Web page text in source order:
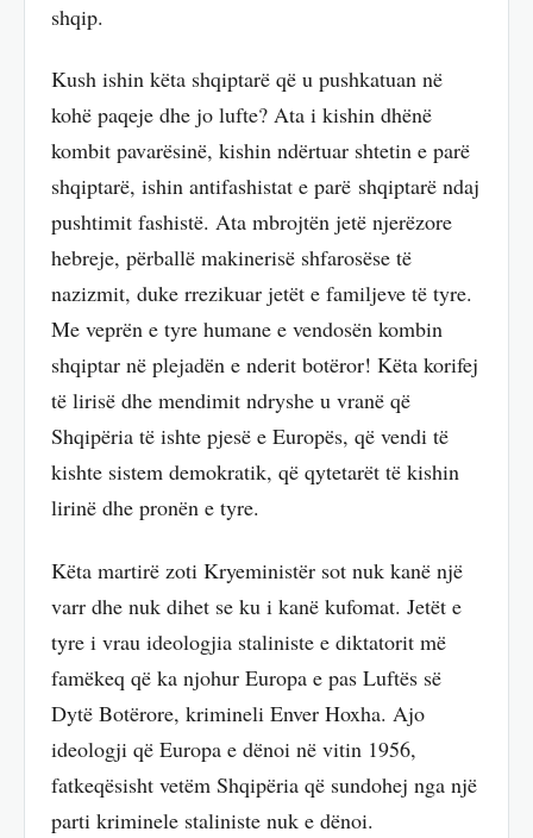
shqip.
Kush ishin këta shqiptarë që u pushkatuan në
kohë paqeje dhe jo lufte? Ata i kishin dhënë
kombit pavarësinë, kishin ndërtuar shtetin e parë
shqiptarë, ishin antifashistat e parë shqiptarë ndaj
pushtimit fashistë. Ata mbrojtën jetë njerëzore
hebreje, përballë makinerisë shfarosëse të
nazizmit, duke rrezikuar jetët e familjeve të tyre.
Me veprën e tyre humane e vendosën kombin
shqiptar në plejadën e nderit botëror! Këta korifej
të lirisë dhe mendimit ndryshe u vranë që
Shqipëria të ishte pjesë e Europës, që vendi të
kishte sistem demokratik, që qytetarët të kishin
lirinë dhe pronën e tyre.
Këta martirë zoti Kryeministër sot nuk kanë një
varr dhe nuk dihet se ku i kanë kufomat. Jetët e
tyre i vrau ideologjia staliniste e diktatorit më
famëkeq që ka njohur Europa e pas Luftës së
Dytë Botërore, krimineli Enver Hoxha. Ajo
ideologji që Europa e dënoi në vitin 1956,
fatkeqësisht vetëm Shqipëria që sundohej nga një
parti kriminele staliniste nuk e dënoi.